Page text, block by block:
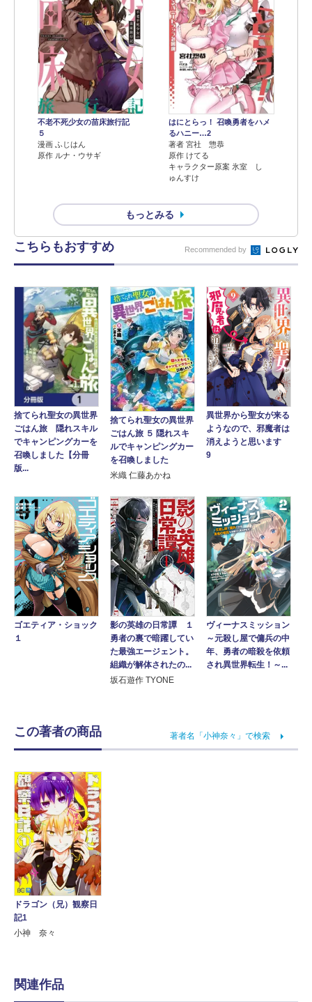
不老不死少女の苗床旅行記
５
漫画 ふじはん
原作 ルナ・ウサギ
はにとらっ！ 召喚勇者をハメ
るハニー…2
著者 宮社 惣恭
原作 けてる
キャラクター原案 氷室 し
ゅんすけ
もっとみる
こちらもおすすめ Recommended by
捨てられ聖女の異世界
ごはん旅 隠れスキル
でキャンピングカーを
召喚しました【分冊
版...
捨てられ聖女の異世界
ごはん旅 ５ 隠れスキ
ルでキャンピングカー
を召喚しました
米織 仁藤あかね
異世界から聖女が来る
ようなので、邪魔者は
消えようと思います
9
ゴエティア・ショック
１
影の英雄の日常譚 １
勇者の裏で暗躍してい
た最強エージェント。
組織が解体されたの...
坂石遊作 TYONE
ヴィーナスミッション
～元殺し屋で傭兵の中
年、勇者の暗殺を依頼
され異世界転生！～...
この著者の商品 著者名「小神奈々」で検索
ドラゴン（兄）観察日
記1
小神 奈々
関連作品